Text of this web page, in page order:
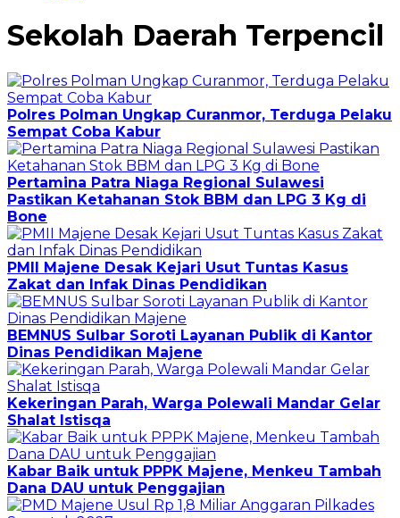
Sekolah Daerah Terpencil
Polres Polman Ungkap Curanmor, Terduga Pelaku
Sempat Coba Kabur
Pertamina Patra Niaga Regional Sulawesi
Pastikan Ketahanan Stok BBM dan LPG 3 Kg di
Bone
PMII Majene Desak Kejari Usut Tuntas Kasus
Zakat dan Infak Dinas Pendidikan
BEMNUS Sulbar Soroti Layanan Publik di Kantor
Dinas Pendidikan Majene
Kekeringan Parah, Warga Polewali Mandar Gelar
Shalat Istisqa
Kabar Baik untuk PPPK Majene, Menkeu Tambah
Dana DAU untuk Penggajian